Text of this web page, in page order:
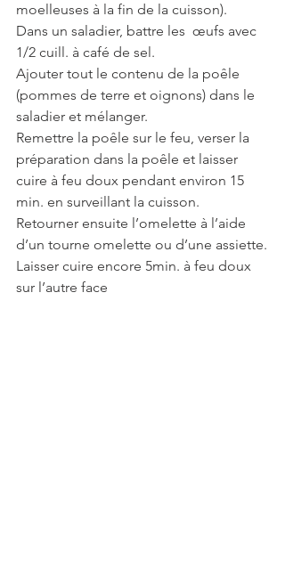
moelleuses à la fin de la cuisson).
Dans un saladier, battre les  œufs avec
1/2 cuill. à café de sel.
Ajouter tout le contenu de la poêle
(pommes de terre et oignons) dans le
saladier et mélanger.
Remettre la poêle sur le feu, verser la
préparation dans la poêle et laisser
cuire à feu doux pendant environ 15
min. en surveillant la cuisson.
Retourner ensuite l’omelette à l’aide
d’un tourne omelette ou d’une assiette.
Laisser cuire encore 5min. à feu doux
sur l’autre face